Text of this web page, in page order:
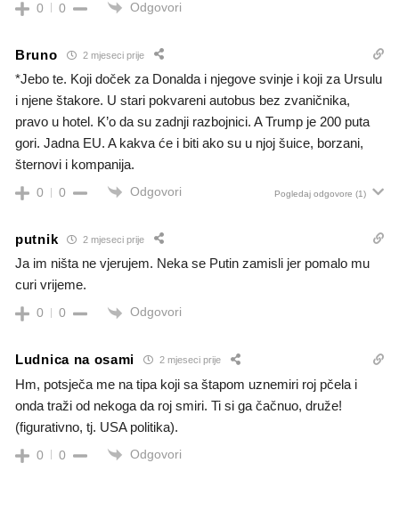
0 0 Odgovori
Bruno 2 mjeseci prije
*Jebo te. Koji doček za Donalda i njegove svinje i koji za Ursulu
i njene štakore. U stari pokvareni autobus bez zvaničnika,
pravo u hotel. K’o da su zadnji razbojnici. A Trump je 200 puta
gori. Jadna EU. A kakva će i biti ako su u njoj šuice, borzani,
šternovi i kompanija.
0 0 Odgovori Pogledaj odgovore (1)
putnik 2 mjeseci prije
Ja im ništa ne vjerujem. Neka se Putin zamisli jer pomalo mu
curi vrijeme.
0 0 Odgovori
Ludnica na osami 2 mjeseci prije
Hm, potsječa me na tipa koji sa štapom uznemiri roj pčela i
onda traži od nekoga da roj smiri. Ti si ga čačnuo, druže!
(figurativno, tj. USA politika).
0 0 Odgovori